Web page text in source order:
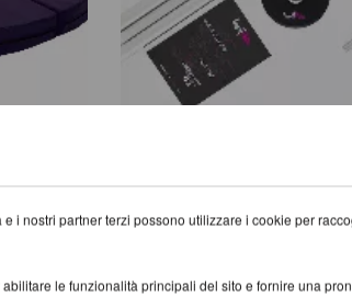
Mat
Lupit Pole Classic G2
da 392,27 EUR
i nostri partner terzi possono utilizzare i cookie per
le funzionalità principali del sito e fornire una